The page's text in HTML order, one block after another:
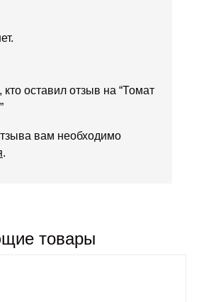
оставил отзыв на “Томат
вам необходимо
.
товары